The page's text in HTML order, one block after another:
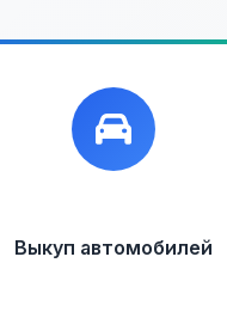
Выкуп автомобилей
Лучшие предложения по
выкупу автомобилей, любых:
Целые с
Проблемные